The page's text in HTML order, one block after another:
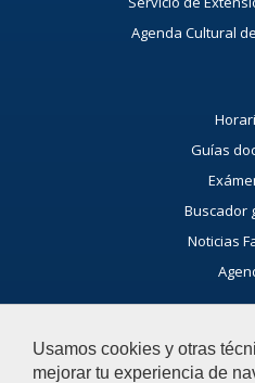
Usamos cookies y otras
mejorar tu experiencia de
Agenda Cultural
Guías
Buscador
Noticias
Buzón de
Si tienes dudas,